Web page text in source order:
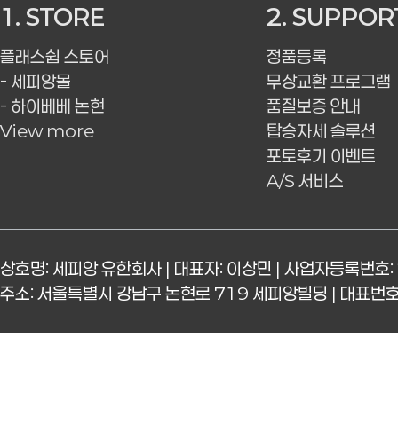
1. STORE
플래스쉽 스토어
- 세피앙몰
- 하이베베 논현
View more
2.
정품등록
무상교환 프로그램
품질보증 안내
탑승자세 솔루션
포토후기 이벤트
A/S 서비스
상호명: 세피앙 유한회사 | 대표자: 이상민 | 사업자등록
주소: 서울특별시 강남구 논현로 719 세피앙빌딩 |